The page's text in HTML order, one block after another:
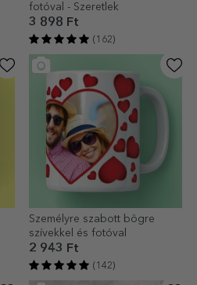
fotóval - Szeretlek
3 898 Ft
(162)
Személyre szabott bögre
szívekkel és fotóval
2 943 Ft
(142)